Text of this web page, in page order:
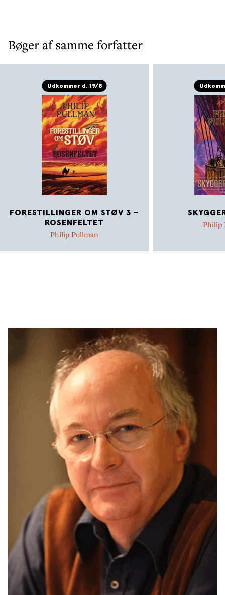
Bøger af samme forfatter
Udkommer d. 19/8
FORESTILLINGER OM STØV 3 –
ROSENFELTET
Philip Pullman
Philip